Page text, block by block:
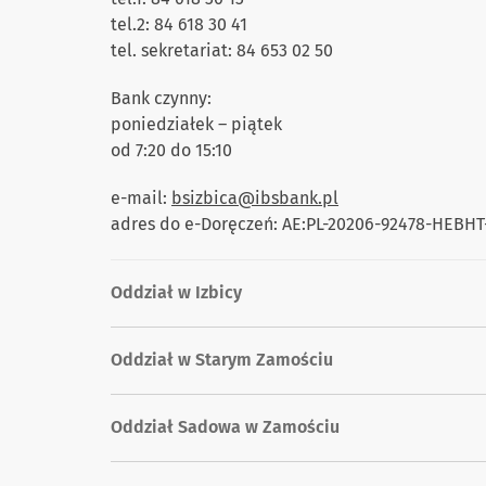
tel.2: 84 618 30 41
tel. sekretariat: 84 653 02 50
Bank czynny:
poniedziałek – piątek
od 7:20 do 15:10
e-mail: bsizbica@ibsbank.pl
adres do e-Doręczeń: AE:PL-20206-92478-
Oddział w Izbicy
Oddział w Starym Zamościu
Oddział Sadowa w Zamościu